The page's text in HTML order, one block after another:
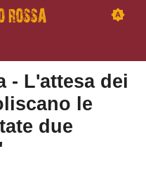
- L'attesa dei
le
due